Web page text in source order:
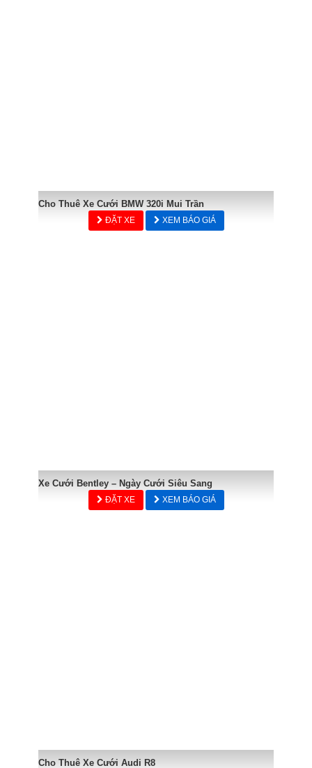
Cho Thuê Xe Cưới BMW 320i Mui Trần
ĐẶT XE XEM BÁO GIÁ
Xe Cưới Bentley – Ngày Cưới Siêu Sang
ĐẶT XE XEM BÁO GIÁ
Cho Thuê Xe Cưới Audi R8